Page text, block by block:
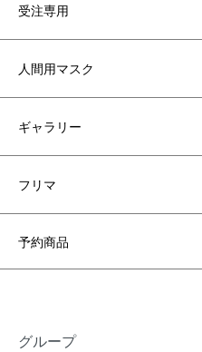
受注専用
人間用マスク
ギャラリー
フリマ
予約商品
グループ